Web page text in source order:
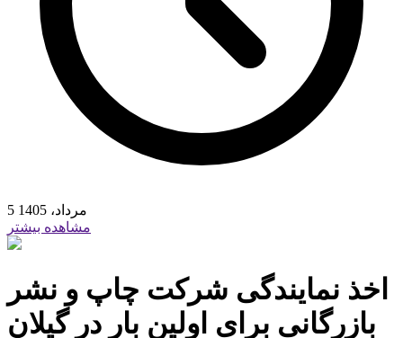
5 مرداد، 1405
مشاهده بیشتر
اخذ نمایندگی شرکت چاپ و نشر
بازرگانی برای اولین بار در گیلان